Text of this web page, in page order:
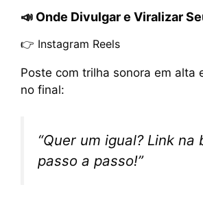
📣 Onde Divulgar e Viralizar
👉 Instagram Reels
Poste com trilha sonora em alta
no final:
“Quer um igual? Link na
passo a passo!”